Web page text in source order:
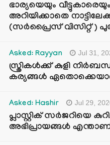
ഭാര്യയെയും
അറിയിക്കാതെ
(സർപ്രൈസ് വിസിറ്റ് )
Asked: Rayyan Jul 31,
സ്ത്രികൾക്ക് കുളി
കര്യങ്ങൾ
Asked: Hashir Jul 29,
പ്ലാസ്റ്റിക് സർജറിയെ
അഭിപ്രായങ്ങൾ